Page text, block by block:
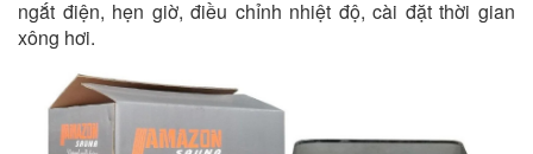
ngắt điện, hẹn giờ, điều chỉnh nhiệt độ, cài đặt thời gian
xông hơi.